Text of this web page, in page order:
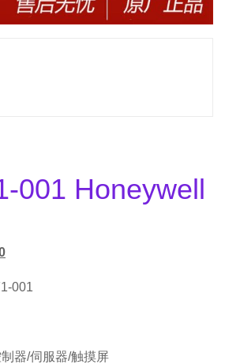
001 Honeywell
001
器/伺服器/触摸屏